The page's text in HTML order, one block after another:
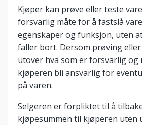
Kjøper kan prøve eller teste
forsvarlig måte for å fastslå
egenskaper og funksjon, uten
faller bort. Dersom prøving
utover hva som er forsvarlig og
kjøperen bli ansvarlig for
på varen.
Selgeren er forpliktet til å
kjøpesummen til kjøperen uten